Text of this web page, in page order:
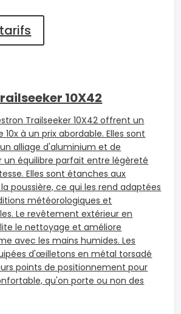
10X42
Trailseeker 10X42 offrent un
à un prix abordable. Elles sont
alliage d'aluminium et de
un équilibre parfait entre légèreté
Elles sont étanches aux
poussière, ce qui les rend adaptées
météorologiques et
Le revêtement extérieur en
le nettoyage et améliore
avec les mains humides. Les
d'œilletons en métal torsadé
points de positionnement pour
qu'on porte ou non des